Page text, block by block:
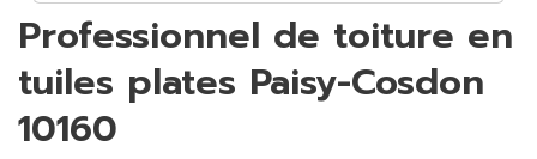
Professionnel de toiture en
tuiles plates Paisy-Cosdon
10160